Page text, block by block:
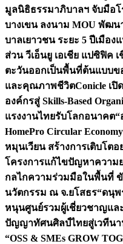
มูลนิธิธรรมาภิบาลฯ จับมือ
บางเขน ลงนาม MOU พัฒ
บาลเยาวชน ระยะ 5 ปีเมือง
ส่วน วีเอ็นยู เอเชีย แปซิฟิค
ตะวันออกเป็นพื้นที่ต้นแบบข
และคุณภาพชีวิตConicle เ
องค์กรสู่ Skills-Based
แรงงานไทยรับโลกอนาคต“
HomePro Circular
หมุนเวียน สร้างการเติบโตอ
โครงการแก้ไขปัญหาความ
กลไกความร่วมมือในพื้นที่
นวัตกรรม ณ จ.ยโสธร“ดนุพ
หนุนศูนย์รวมผู้เชี่ยวชาญแล
ปัญญาทัศนศิลป์ไทยสู่เวทีน
“OSS & SMEs GROW